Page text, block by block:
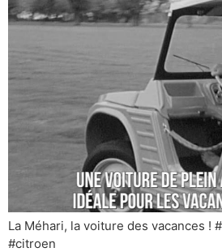
La Méhari, la voiture des vacances !
#citroen